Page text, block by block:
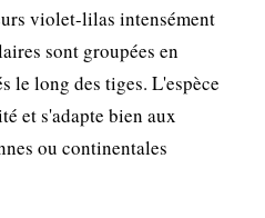
violet-lilas intensément
sont groupées en
le long des tiges. L'espèce
et s'adapte bien aux
ou continentales